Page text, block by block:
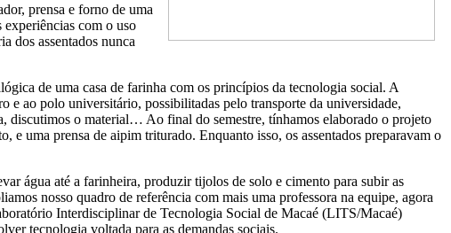
prensa e forno de uma
experiências com o uso
dos assentados nunca
de uma casa de farinha com os princípios da tecnologia social. A
e ao polo universitário, possibilitadas pelo transporte da universidade,
discutimos o material… Ao final do semestre, tínhamos elaborado o projeto
uma prensa de aipim triturado. Enquanto isso, os assentados preparavam o
água até a farinheira, produzir tijolos de solo e cimento para subir as
nosso quadro de referência com mais uma professora na equipe, agora
Interdisciplinar de Tecnologia Social de Macaé (LITS/Macaé)
tecnologia voltada para as demandas sociais.